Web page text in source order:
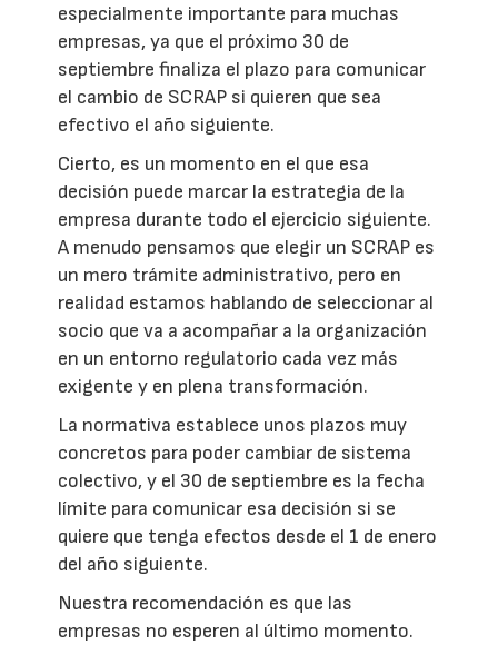
especialmente importante para muchas
empresas, ya que el próximo 30 de
septiembre finaliza el plazo para comunicar
el cambio de SCRAP si quieren que sea
efectivo el año siguiente.
Cierto, es un momento en el que esa
decisión puede marcar la estrategia de la
empresa durante todo el ejercicio siguiente.
A menudo pensamos que elegir un SCRAP es
un mero trámite administrativo, pero en
realidad estamos hablando de seleccionar al
socio que va a acompañar a la organización
en un entorno regulatorio cada vez más
exigente y en plena transformación.
La normativa establece unos plazos muy
concretos para poder cambiar de sistema
colectivo, y el 30 de septiembre es la fecha
límite para comunicar esa decisión si se
quiere que tenga efectos desde el 1 de enero
del año siguiente.
Nuestra recomendación es que las
empresas no esperen al último momento.